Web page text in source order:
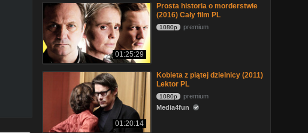
01:25:29
Prosta historia o morderstwie
(2016) Cały film PL
1080p premium
01:20:14
Kobieta z piątej dzielnicy (2011)
Lektor PL
1080p
premium
Media4fun